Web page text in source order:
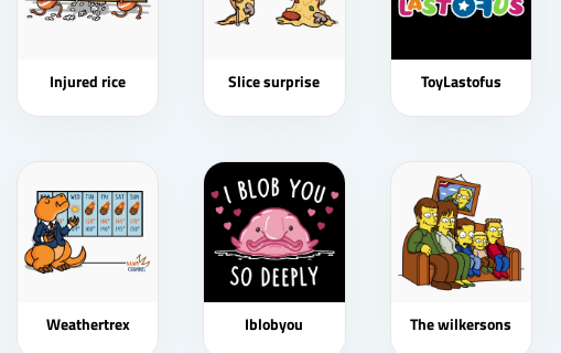
Injured rice Slice surprise ToyLastofus
Weathertrex Iblobyou The wilkersons